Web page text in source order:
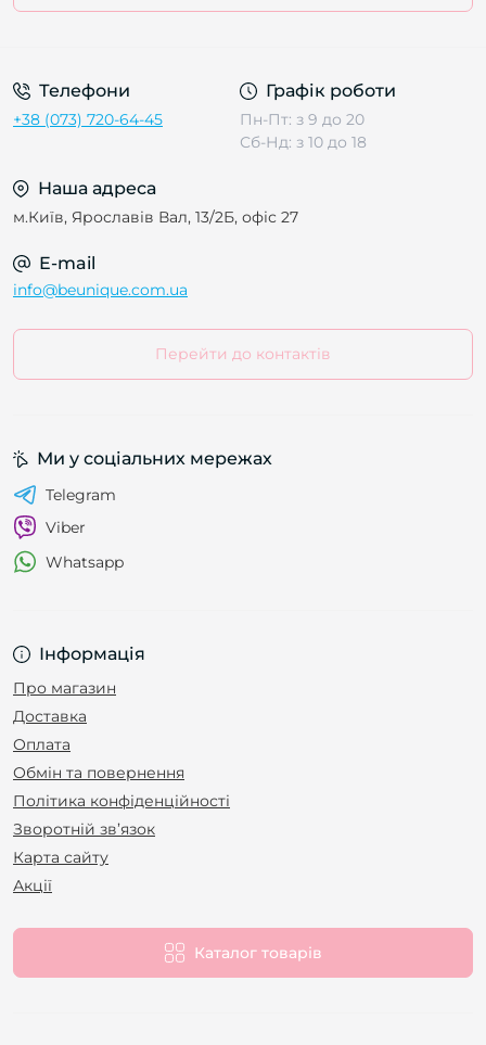
Телефони
+38 (073) 720-64-45
Графік роботи
Пн-Пт: з 9 до 20
Сб-Нд: з 10 до 18
Наша адреса
м.Київ, Ярославів Вал, 13/2Б, офіс 27
E-mail
info@beunique.com.ua
Перейти до контактів
Інформація
Про магазин
Доставка
Оплата
Обмін та повернення
Політика конфіденційності
Зворотній зв’язок
Карта сайту
Акції
Каталог товарів
Ми у соціальних мережах
Telegram
Viber
Whatsapp